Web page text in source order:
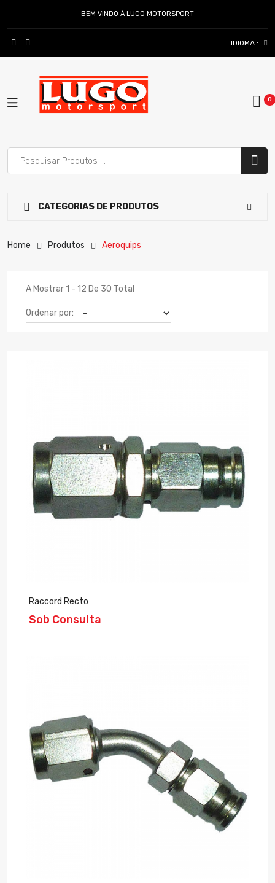
BEM VINDO À LUGO MOTORSPORT
IDIOMA :
CATEGORIAS DE PRODUTOS
Home Produtos Aeroquips
A Mostrar 1 - 12 De 30 Total
Ordenar por:
Raccord Recto
Sob Consulta